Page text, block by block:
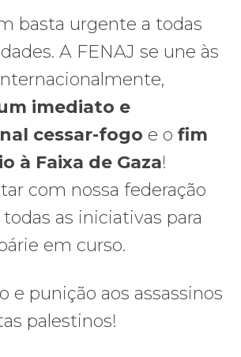
basta urgente a todas
A FENAJ se une às
imediato e
cessar-fogo e o fim
à Faixa de Gaza!
com nossa federação
as iniciativas para
em curso.
e punição aos assassinos
palestinos!